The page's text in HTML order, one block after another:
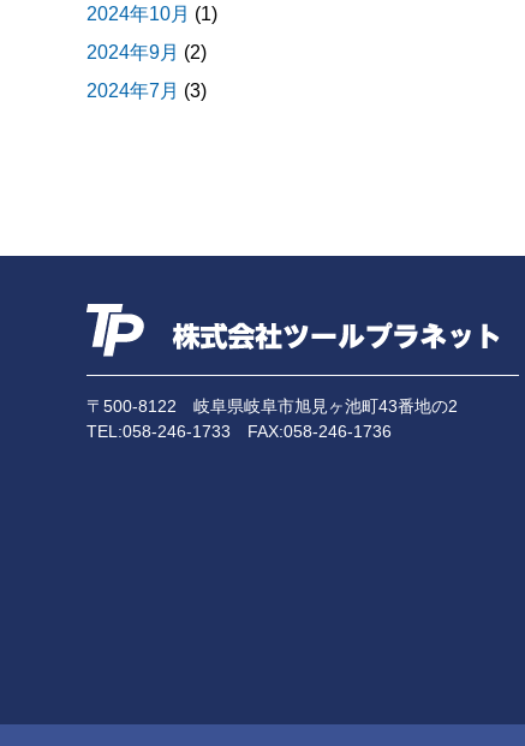
2024年10月 (1)
2024年9月 (2)
2024年7月 (3)
2023年10月(1)
2023年9月
2023年8月
(2)
2023年7月(2)
〒500-8122 岐阜県岐阜市旭見ヶ池町43番地の2
TEL:058-246-1733 FAX:058-246-1736